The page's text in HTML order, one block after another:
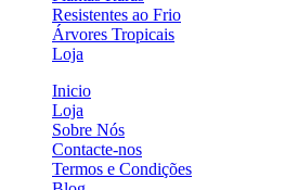
Resistentes ao Frio
Árvores Tropicais
Loja
Inicio
Loja
Sobre Nós
Contacte-nos
Termos e Condições